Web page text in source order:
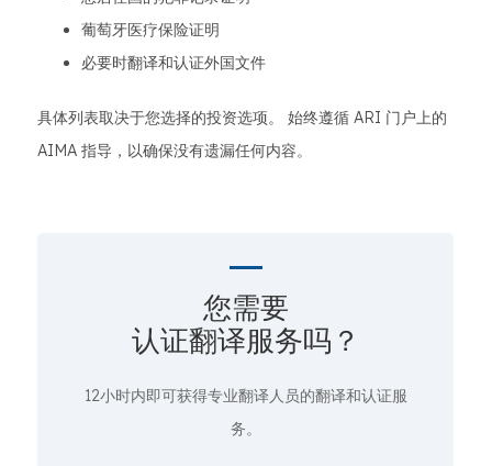
葡萄牙医疗保险证明
必要时翻译和认证外国文件
具体列表取决于您选择的投资选项。 始终遵循 ARI 门户上的
AIMA 指导，以确保没有遗漏任何内容。
您需要
认证翻译服务吗？
12小时内即可获得专业翻译人员的翻译和认证服
务。